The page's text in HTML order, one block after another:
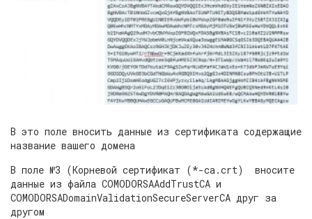
В это поле вносить данные из сертификата содержащие
название вашего домена
В поле №3 (Корневой сертификат (*-ca.crt) вносите
данные из файла COMODORSAAddTrustCA и
COMODORSADomainValidationSecureServerCA друг за
другом